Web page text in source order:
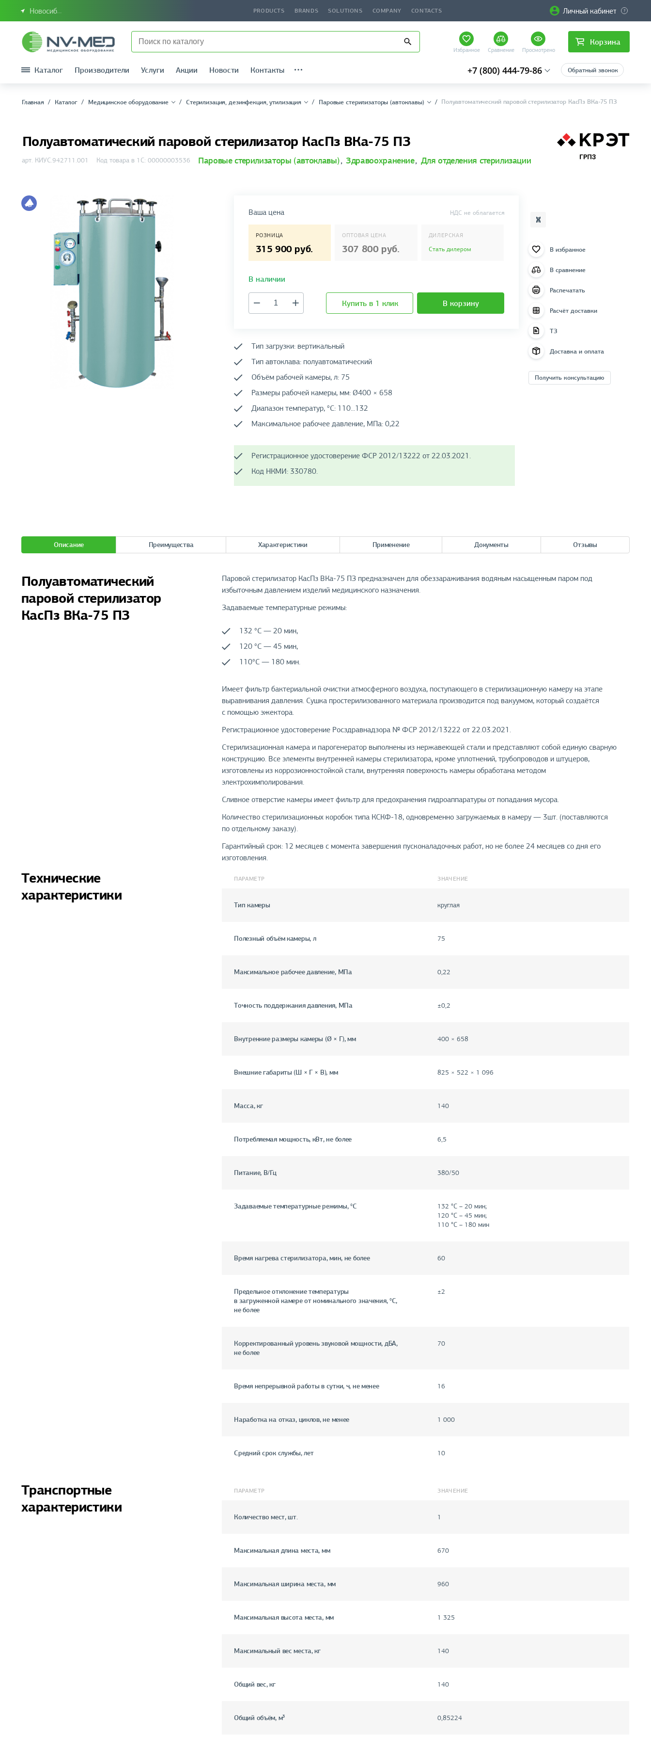
Новосибирск или Сибирский федеральный округ PRODUCTS BRANDS SOLUTIONS COMPANY CONTACTS Личный кабинет
Избранное Сравнение Просмотрено
Корзина
Каталог Производители Услуги Акции Новости Контакты +7 (800) 444-79-86 Обратный звонок
Главная Каталог Медицинское оборудование Стерилизация, дезинфекция, утилизация Паровые стерилизаторы (автоклавы) Полуавтоматический паровой стерилизатор КасПз ВКа-75 ПЗ
Полуавтоматический паровой стерилизатор КасПз ВКа-75 ПЗ
арт. КИУС.942711.001 Код товара в 1С: 00000003536 Паровые стерилизаторы (автоклавы), Здравоохранение, Для отделения стерилизации
Ваша цена НДС не облагается
РОЗНИЦА
315 900 руб.
ОПТОВАЯ ЦЕНА
307 800 руб.
ДИЛЕРСКАЯ
Стать дилером
В наличии
Купить в 1 клик В корзину
Тип загрузки: вертикальный
Тип автоклава: полуавтоматический
Объём рабочей камеры, л: 75
Размеры рабочей камеры, мм: Ø400 × 658
Диапазон температур, °C: 110...132
Максимальное рабочее давление, МПа: 0,22
Регистрационное удостоверение ФСР 2012/13222 от 22.03.2021.
Код НКМИ: 330780.
В избранное
В сравнение
Распечатать
Расчёт доставки
ТЗ
Доставка и оплата
Получить консультацию
Описание Преимущества Характеристики Применение Документы Отзывы
Полуавтоматический
паровой стерилизатор
КасПз ВКа-75 ПЗ
Паровой стерилизатор КасПз ВКа-75 ПЗ предназначен для обеззараживания водяным насыщенным паром под
избыточным давлением изделий медицинского назначения.
Задаваемые температурные режимы:
132 °С — 20 мин,
120 °С — 45 мин,
110°С — 180 мин.
Имеет фильтр бактериальной очистки атмосферного воздуха, поступающего в стерилизационную камеру на этапе
выравнивания давления. Сушка простерилизованного материала производится под вакуумом, который создаётся
с помощью эжектора.
Регистрационное удостоверение Росздравнадзора № ФСР 2012/13222 от 22.03.2021.
Стерилизационная камера и парогенератор выполнены из нержавеющей стали и представляют собой единую сварную
конструкцию. Все элементы внутренней камеры стерилизатора, кроме уплотнений, трубопроводов и штуцеров,
изготовлены из коррозионностойкой стали, внутренняя поверхность камеры обработана методом
электрохимполирования.
Сливное отверстие камеры имеет фильтр для предохранения гидроаппаратуры от попадания мусора.
Количество стерилизационных коробок типа КСКФ-18, одновременно загружаемых в камеру — 3шт. (поставляются
по отдельному заказу).
Гарантийный срок: 12 месяцев с момента завершения пусконаладочных работ, но не более 24 месяцев со дня его
изготовления.
Технические
характеристики
ПАРАМЕТР ЗНАЧЕНИЕ
Тип камеры круглая
Полезный объём камеры, л 75
Максимальное рабочее давление, МПа 0,22
Точность поддержания давления, МПа ±0,2
Внутренние размеры камеры (Ø × Г), мм 400 × 658
Внешние габариты (Ш × Г × В), мм 825 × 522 × 1 096
Масса, кг 140
Потребляемая мощность, кВт, не более 6,5
Питание, В/Гц 380/50
Задаваемые температурные режимы, °С
132 °С – 20 мин;
120 °С – 45 мин;
110 °С – 180 мин
Время нагрева стерилизатора, мин, не более 60
Предельное отклонение температуры
в загруженной камере от номинального значения, °С,
не более
±2
Корректированный уровень звуковой мощности, дБА,
не более
70
Время непрерывной работы в сутки, ч, не менее 16
Наработка на отказ, циклов, не менее 1 000
Средний срок службы, лет 10
Транспортные
характеристики
ПАРАМЕТР ЗНАЧЕНИЕ
Количество мест, шт. 1
Максимальная длина места, мм 670
Максимальная ширина места, мм 960
Максимальная высота места, мм 1 325
Максимальный вес места, кг 140
Общий вес, кг 140
Общий объём, м³ 0,85224